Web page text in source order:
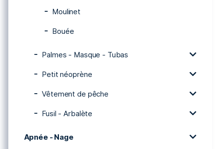
Moulinet
Bouée
Palmes - Masque - Tubas
Petit néoprène
Vêtement de pêche
Fusil - Arbalète
Apnée - Nage